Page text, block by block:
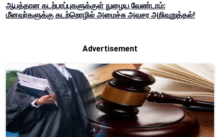
ஆபத்தான கடற்பரப்புகளுக்குள் நுழைய வேண்டாம்:
மீனவர்களுக்கு கடற்றொழில் அமைச்சு அவசர அறிவுறுத்தல்!
Advertisement